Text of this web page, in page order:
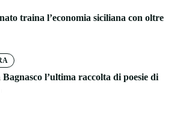
traina l’economia siciliana con oltre
l’ultima raccolta di poesie di